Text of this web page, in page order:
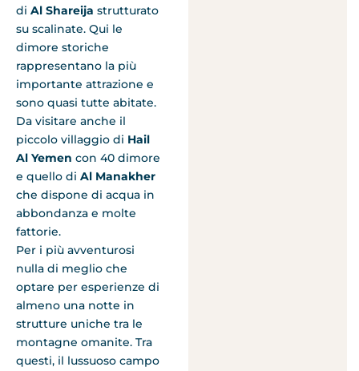
di Al Shareija strutturato
su scalinate. Qui le
dimore storiche
rappresentano la più
importante attrazione e
sono quasi tutte abitate.
Da visitare anche il
piccolo villaggio di Hail
Al Yemen con 40 dimore
e quello di Al Manakher
che dispone di acqua in
abbondanza e molte
fattorie.
Per i più avventurosi
nulla di meglio che
optare per esperienze di
almeno una notte in
strutture uniche tra le
montagne omanite. Tra
questi, il lussuoso campo